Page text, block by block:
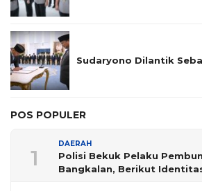
Sudaryono Dilantik
POS POPULER
1
DAERAH
Polisi Bekuk Pelaku
Bangkalan, Berikut